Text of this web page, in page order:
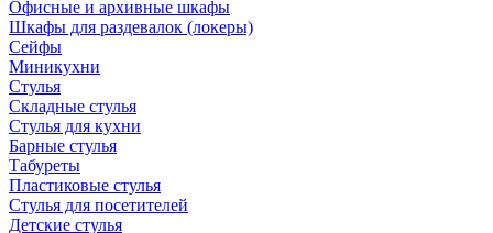
Офисные и архивные шкафы
Шкафы для раздевалок (локеры)
Сейфы
Миникухни
Стулья
Складные стулья
Стулья для кухни
Барные стулья
Табуреты
Пластиковые стулья
Стулья для посетителей
Детские стулья